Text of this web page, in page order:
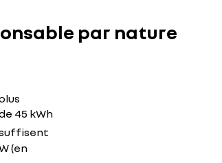
par nature
45 kWh
suffisent
(en